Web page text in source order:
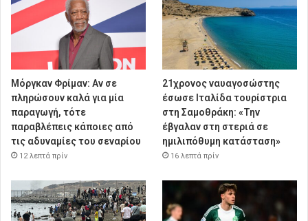
Μόργκαν Φρίμαν: Αν σε
πληρώσουν καλά για μία
παραγωγή, τότε
παραβλέπεις κάποιες από
τις αδυναμίες του σεναρίου
12 λεπτά πρίν
21χρονος ναυαγοσώστης
έσωσε Ιταλίδα τουρίστρια
στη Σαμοθράκη: «Την
έβγαλαν στη στεριά σε
ημιλιπόθυμη κατάσταση»
16 λεπτά πρίν